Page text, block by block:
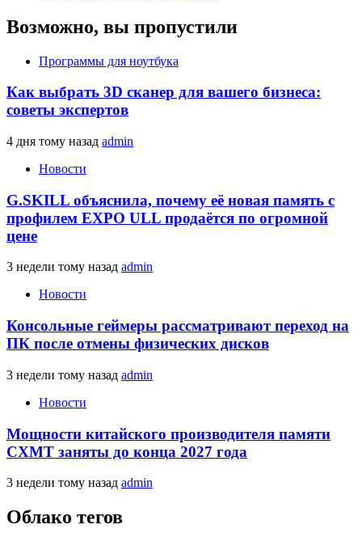
Возможно, вы пропустили
Программы для ноутбука
Как выбрать 3D сканер для вашего бизнеса:
советы экспертов
4 дня тому назад admin
Новости
G.SKILL объяснила, почему её новая память с
профилем EXPO ULL продаётся по огромной
цене
3 недели тому назад admin
Новости
Консольные геймеры рассматривают переход на
ПК после отмены физических дисков
3 недели тому назад admin
Новости
Мощности китайского производителя памяти
CXMT заняты до конца 2027 года
3 недели тому назад admin
Облако тегов